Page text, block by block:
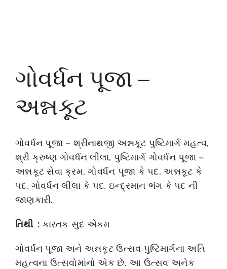
ગોવર્ધન પૂજા –
અન્નકૂટ
ગોવર્ધન પૂજા – શ્રીનાથજી અન્નકૂટ પુષ્ટિમાર્ગ મહત્વ,
શ્રી ક્રુષ્ણ ગોવર્ધન લીલા, પુષ્ટિમાર્ગ ગોવર્ધન પૂજા –
અન્નકૂટ સેવા ક્રમ, ગોવર્ધન પૂજા કે પદ, અન્નકૂટ કે
પદ, ગોવર્ધન લીલા કે પદ, ઇન્દ્રમાન ભંગ કે પદ ની
જાણકારી.
તિથી : કારતક સુદ એકમ
ગોવર્ધન પૂજા અને અન્નકૂટ ઉત્સવ પુષ્ટિમાર્ગના અતિ
મહત્વના ઉત્સવોમાંનો એક છે. આ ઉત્સવ અનેક